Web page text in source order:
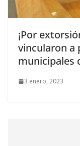
¡Por
vincularon a
municipales
3 enero, 2023